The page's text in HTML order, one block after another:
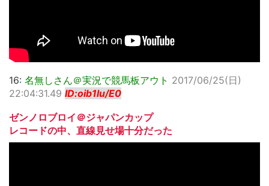
16: 名無しさん＠実況で競馬板アウト 2017/06/25(日)
22:04:31.49 ID:oib1lu/E0
ゼンノロブロイ＠ジャパンカップ
レコードの中、直線見せ場十分だった